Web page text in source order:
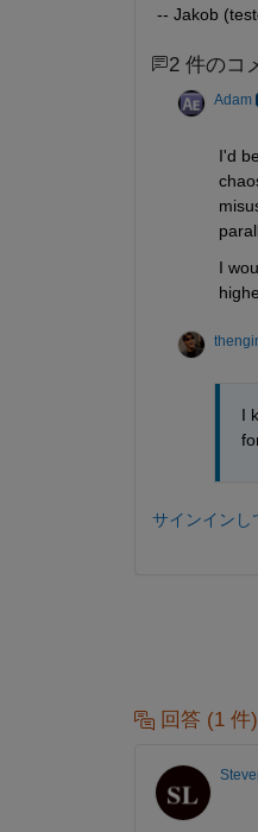
-- Jakob
2 件のコ
Adam
I'd
I
I
サインインし
回答 (1 件)